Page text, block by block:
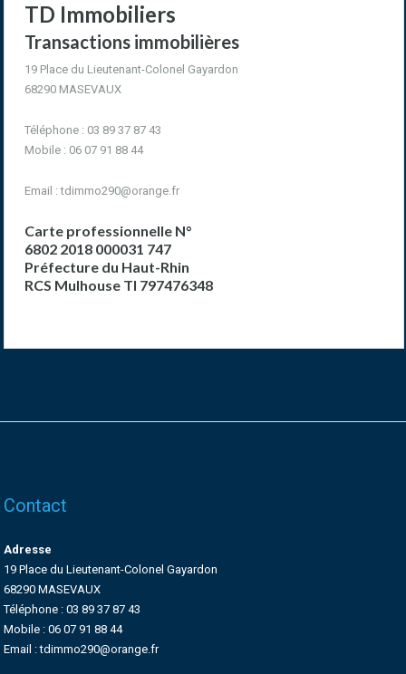
TD Immobiliers
Transactions immobilières
19 Place du Lieutenant-Colonel Gayardon
68290 MASEVAUX
Téléphone : 03 89 37 87 43
Mobile : 06 07 91 88 44
Email :tdimmo290@orange.fr
Carte professionnelle N°
6802 2018 000031 747
Préfecture du Haut-Rhin
RCS Mulhouse TI 797476348
Contact
Adresse
19 Place du Lieutenant-Colonel Gayardon
68290 MASEVAUX
Téléphone : 03 89 37 87 43
Mobile : 06 07 91 88 44
Email : tdimmo290@orange.fr